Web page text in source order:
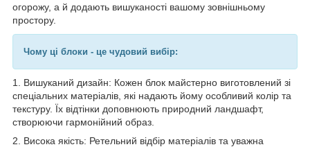
огорожу, а й додають вишуканості вашому зовнішньому
простору.
Чому ці блоки - це чудовий вибір:
1. Вишуканий дизайн: Кожен блок майстерно виготовлений зі
спеціальних матеріалів, які надають йому особливий колір та
текстуру. Їх відтінки доповнюють природний ландшафт,
створюючи гармонійний образ.
2. Висока якість: Ретельний відбір матеріалів та уважна